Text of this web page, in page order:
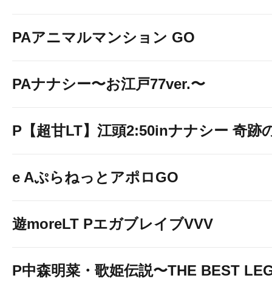
PAアニマルマンション GO
PAナナシー〜お江戸77ver.〜
P【超甘LT】江頭2:50inナナシー 奇跡
e AぷらねっとアポロGO
遊moreLT PエガブレイブVVV
P中森明菜・歌姫伝説〜THE BEST